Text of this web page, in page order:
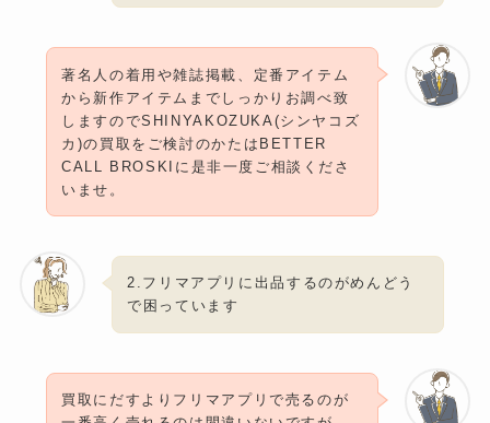
著名人の着用や雑誌掲載、定番アイテム
から新作アイテムまでしっかりお調べ致
しますのでSHINYAKOZUKA(シンヤコズ
カ)の買取をご検討のかたはBETTER
CALL BROSKIに是非一度ご相談くださ
いませ。
2.フリマアプリに出品するのがめんどう
で困っています
買取にだすよりフリマアプリで売るのが